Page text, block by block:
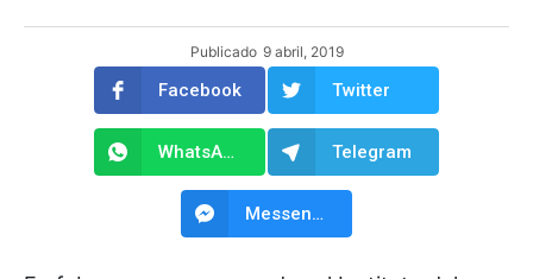
Publicado 9 abril, 2019
Facebook Twitter
WhatsApp Telegram
Messenger